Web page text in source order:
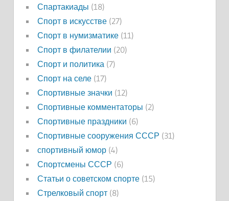
Спартакиады (18)
Спорт в искусстве(27)
Спорт в нумизматике(11)
Спорт в филателии (20)
Спорт и политика (7)
Спорт на селе(17)
Спортивные значки (12)
Спортивные комментаторы (2)
Спортивные праздники (6)
Спортивные сооружения СССР (31)
спортивный юмор(4)
Спортсмены СССР (6)
Статьи о советском спорте(15)
Стрелковый спорт(8)